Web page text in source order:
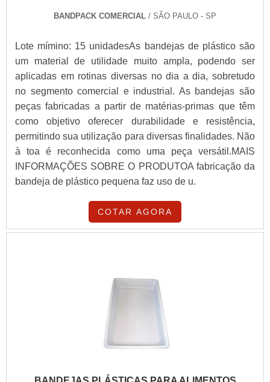
BANDPACK COMERCIAL / SÃO PAULO - SP
Lote mímino: 15 unidadesAs bandejas de plástico são
um material de utilidade muito ampla, podendo ser
aplicadas em rotinas diversas no dia a dia, sobretudo
no segmento comercial e industrial. As bandejas são
peças fabricadas a partir de matérias-primas que têm
como objetivo oferecer durabilidade e resistência,
permitindo sua utilização para diversas finalidades. Não
à toa é reconhecida como uma peça versátil.MAIS
INFORMAÇÕES SOBRE O PRODUTOA fabricação da
bandeja de plástico pequena faz uso de u.
COTAR AGORA